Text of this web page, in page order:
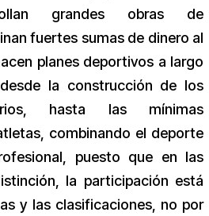
grandes obras de
fuertes sumas de dinero al
planes deportivos a largo
la construcción de los
hasta las mínimas
combinando el deporte
puesto que en las
la participación está
y las clasificaciones, no por